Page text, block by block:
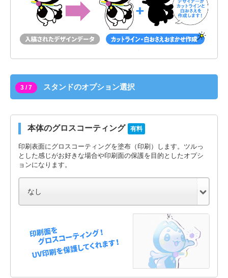
3 / 7 スタンドのオプション選択
本体のグロスコーティング 有料
印刷表面にグロスコーティングを塗布（印刷）します。ツルっ
とした感じがお好きな場合や印刷面の保護を目的としたオプシ
ョンになります。